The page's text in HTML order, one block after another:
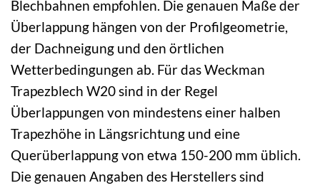
Blechbahnen empfohlen. Die genauen Maße der
Überlappung hängen von der Profilgeometrie,
der Dachneigung und den örtlichen
Wetterbedingungen ab. Für das Weckman
Trapezblech W20 sind in der Regel
Überlappungen von mindestens einer halben
Trapezhöhe in Längsrichtung und eine
Querüberlappung von etwa 150-200 mm üblich.
Die genauen Angaben des Herstellers sind